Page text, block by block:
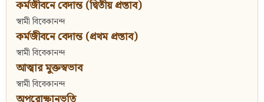
কর্মজীবনে বেদান্ত (দ্বিতীয় প্রস্তাব)
স্বামী বিবেকানন্দ
কর্মজীবনে বেদান্ত (প্রথম প্রস্তাব)
স্বামী বিবেকানন্দ
আত্মার মুক্তস্বভাব
স্বামী বিবেকানন্দ